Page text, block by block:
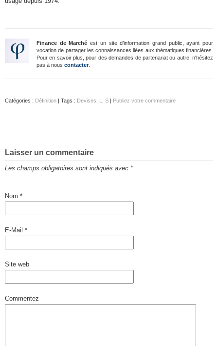
Finance de Marché est un site d’information grand public, ayant pour
vocation de partager les connaissances liées aux thématiques financières.
Pour en savoir plus, pour des demandes de partenariat ou autre, n'hésitez
pas à nous contacter.
Catégories : Définition | Tags : Devises L S | Publiez votre commentaire
Laisser un commentaire
Les champs obligatoires sont indiqués avec *
Nom *
E-Mail *
Site web
Commentez